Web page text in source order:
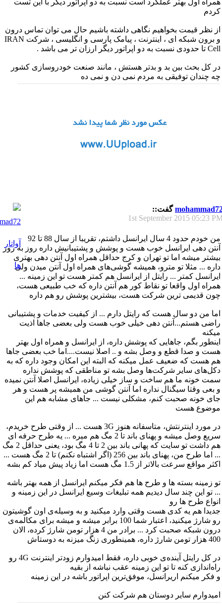
کردم
از نظر قیمت بخواهیم نگاهی داشته باشیم حال می توان تماس درون
و برون شبکه ای ، اینترنت ، پیامک پارسی و انگلیسی ، شرکت IRAN
Cell تا حدودی نسبت به دو اپراتور دیگر ارزان تر می باشد .
در کل بحث بین بد و بدتر هستش ، مانند صنعت خودروسازی کشور
چه چندان توفیقی به مردم نمی دن و نمی ده
گفت::
1st September 2015 05:23
من خودم حدود 4 سال ایرانسل داشتم، تقریبا از سال 88 تا 92
آنتن دهی ایرانسل خوب هست و پوشش و پشتیبانیش داره روز به روز
بیشتر میشه اما تو تهران و کرج حداقل همراه اول آنتن دهی بهتری
داره ... مثلا تو مترو، همیشه گوشی‌های همراه اول آنتن میدن ولی
ایرانسل کمتر ... رایتل از ایرانسل هم کمتر هست تو این زمینه ...
همراه اول واقعا تو نقاط کور هم آنتن داره که خب طبیعی هست،
چون قدیمی ترین شرکت هست، بیشترین پوشش رو هم داره
اما من دو سال هست که رایتل دارم ... از کیفیت خدمات و پشتیبانی
راضی هستم...آنتن دهی خیلی خوب هست ولی بعضی جاها اذیت
میکنه
اینطور بگم، جاهایی که پوشش داره، از ایرانسل و همراه اول بهتر
هست و صدا قطع و وصل بشه و .. اصلا نیست....اما خب بعضی جاها
هم هست که ضعیف عمل میکنه که البته این امکان وجود داره که به
دکل‌های سایر شرکت‌ها وصل بشه تو مناطقی که پوشش نداره
سمت خونه ما هم ساخت و ساز خیلی زیاده، ایرانسل اصلا آنتن نمیده
و بعی وقتا سیگنال نداره اما آنتن گوشی من همیشه پر هست و هر
جای خونه صحبت کنم، مشکلی نیست ... جاهای مشابه هم این
موضوع هست
در مورد اینترنتش، متاسفانه هنوز 3G هست ... از وقتی طرح خریدم،
سریع وصل میشه و پهنای باند تا 2 مگ هم میره ... یه طرح حرفه ای
هم داشت تو سایت که پهانی باند بین 2 تا 4 مگ بود، یعنی حداقل 2 مگ
... اما طرح من، پهنای باند بین 256 (اگر اشتباه نکنم) تا 2 مگ هست ...
اکثر مواقع سرعت بالاتر از 1.5 مگ هست اما زیاد پیش میاد کم بشه
تو زمینه بسته ها و طرح ها هم فکر میکنم ایرانسل از همه بهتر باشه
... تو این چند سال دیدیم همه تبلیغات وسیع ایرانسل در این زمینه و
انواع طرح ها رو
جدیدا هم یه کدی هست وقتی وارد میکنید و به وسیله‌ی اون گوشیتون
رو شارژ میکنید، اعتبار شما 100 برابر میشه و میشه برای مکالمه‌ی
درون شبکه صحبت کرد ... برادر من 4 هزار تومن شارژ کرده، الان
400 هزار تومن شارژ داره، همینطوری زنگ میزنه به دوستاش
در کل رایتل آینده‌ی خوبی داره، فقط امیدوارم زودتر اینترنت 4G رو
راه‌اندازی کنه تا تو این زمینه عقب نباشه از بقیه
و فکر میکنم اریرانسل، موفق‌ترین اپراتور باشه در این زمینه
امیدوارم سایر دوستان هم شرکت کنن